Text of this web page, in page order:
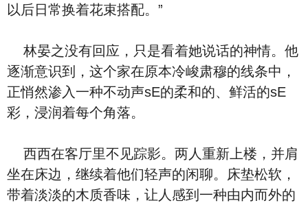
以后日常换着花束搭配。”
林晏之没有回应，只是看着她说话的神情。他
逐渐意识到，这个家在原本冷峻肃穆的线条中，
正悄然渗入一种不动声sE的柔和的、鲜活的sE
彩，浸润着每个角落。
西西在客厅里不见踪影。两人重新上楼，并肩
坐在床边，继续着他们轻声的闲聊。床垫松软，
带着淡淡的木质香味，让人感到一种由内而外的